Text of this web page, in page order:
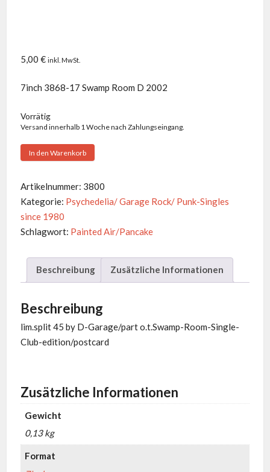
5,00 € inkl. MwSt.
7inch 3868-17 Swamp Room D 2002
Vorrätig
Versand innerhalb 1 Woche nach Zahlungseingang.
Painted
-
Split
7"
Menge
In den Warenkorb
Artikelnummer: 3800
Kategorie: Psychedelia/ Garage Rock/ Punk-Singles
since 1980
Schlagwort: Painted Air/Pancake
Beschreibung Zusätzliche Informationen
Beschreibung
lim.split 45 by D-Garage/part o.t.Swamp-Room-Single-
Club-edition/postcard
Zusätzliche Informationen
Gewicht
0,13 kg
Format